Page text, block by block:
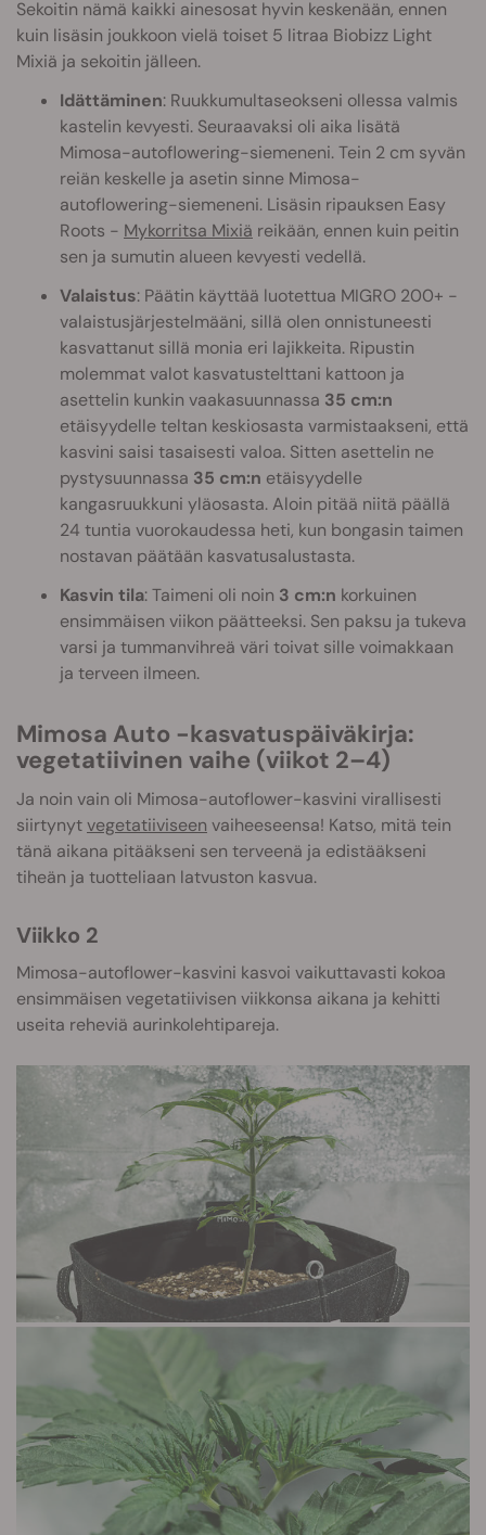
Sekoitin nämä kaikki ainesosat hyvin keskenään, ennen
kuin lisäsin joukkoon vielä toiset 5 litraa Biobizz Light
Mixiä ja sekoitin jälleen.
Idättäminen: Ruukkumultaseokseni ollessa valmis
kastelin kevyesti. Seuraavaksi oli aika lisätä
Mimosa-autoflowering-siemeneni. Tein 2 cm syvän
reiän keskelle ja asetin sinne Mimosa-
autoflowering-siemeneni. Lisäsin ripauksen Easy
Roots - Mykorritsa Mixiä reikään, ennen kuin peitin
sen ja sumutin alueen kevyesti vedellä.
Valaistus: Päätin käyttää luotettua MIGRO 200+ -
valaistusjärjestelmääni, sillä olen onnistuneesti
kasvattanut sillä monia eri lajikkeita. Ripustin
molemmat valot kasvatustelttani kattoon ja
asettelin kunkin vaakasuunnassa 35 cm:n
etäisyydelle teltan keskiosasta varmistaakseni, että
kasvini saisi tasaisesti valoa. Sitten asettelin ne
pystysuunnassa 35 cm:n etäisyydelle
kangasruukkuni yläosasta. Aloin pitää niitä päällä
24 tuntia vuorokaudessa heti, kun bongasin taimen
nostavan päätään kasvatusalustasta.
Kasvin tila: Taimeni oli noin 3 cm:n korkuinen
ensimmäisen viikon päätteeksi. Sen paksu ja tukeva
varsi ja tummanvihreä väri toivat sille voimakkaan
ja terveen ilmeen.
Mimosa Auto -kasvatuspäiväkirja:
vegetatiivinen vaihe (viikot 2–4)
Ja noin vain oli Mimosa-autoflower-kasvini virallisesti
siirtynytvegetatiiviseen vaiheeseensa! Katso, mitä tein
tänä aikana pitääkseni sen terveenä ja edistääkseni
tiheän ja tuotteliaan latvuston kasvua.
Viikko 2
Mimosa-autoflower-kasvini kasvoi vaikuttavasti kokoa
ensimmäisen vegetatiivisen viikkonsa aikana ja kehitti
useita reheviä aurinkolehtipareja.